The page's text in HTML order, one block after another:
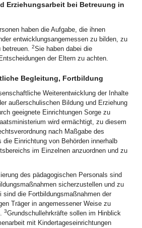
Erziehungsarbeit bei Betreuung in
haben die Aufgabe, die ihnen
entwicklungsangemessen zu bilden, zu
betreuen. 2Sie haben dabei die
der Eltern zu achten.
Begleitung, Fortbildung
Weiterentwicklung der Inhalte
außerschulischen Bildung und Erziehung
geeignete Einrichtungen Sorge zu
wird ermächtigt, zu diesem
nach Maßgabe des
die Einrichtung von Behörden innerhalb
im Einzelnen anzuordnen und zu
des pädagogischen Personals sind
sicherzustellen und zu
sind die Fortbildungsmaßnahmen der
Träger in angemessener Weise zu
3Grundschullehrkräfte sollen im Hinblick
mit Kindertageseinrichtungen